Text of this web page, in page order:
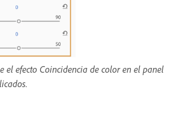
el efecto Coincidencia de color en el panel